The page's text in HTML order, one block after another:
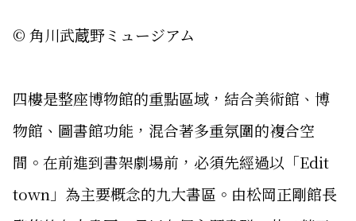
© 角川武蔵野ミュージアム
四樓是整座博物館的重點區域，結合美術館、博
物館、圖書館功能，混合著多重氛圍的複合空
間。在前進到書架劇場前，必須先經過以「Edit
town」為主要概念的九大書區。由松岡正剛館長